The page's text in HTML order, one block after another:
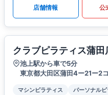
店舗情報 公
クラブピラティス蒲田
池上駅から車で5分
東京都大田区蒲田4ー21ー2
マシンピラティス パーソナル